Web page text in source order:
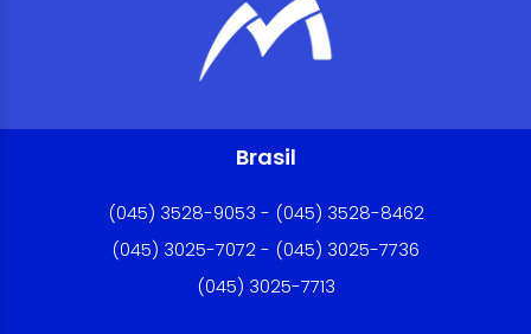
Brasil
(045) 3528-9053 - (045) 3528-8462
(045) 3025-7072 - (045) 3025-7736
(045) 3025-7713